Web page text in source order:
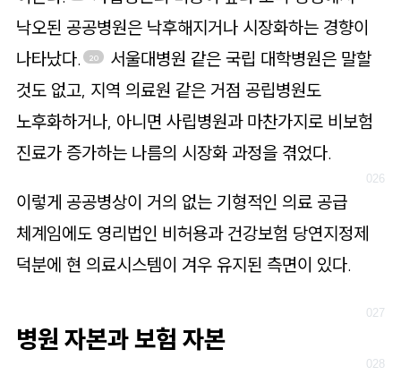
낙오된 공공병원은 낙후해지거나 시장화하는 경향이
나타났다.
20
서울대병원 같은 국립 대학병원은 말할
것도 없고, 지역 의료원 같은 거점 공립병원도
노후화하거나, 아니면 사립병원과 마찬가지로 비보험
진료가 증가하는 나름의 시장화 과정을 겪었다.
이렇게 공공병상이 거의 없는 기형적인 의료 공급
체계임에도 영리법인 비허용과 건강보험 당연지정제
덕분에 현 의료시스템이 겨우 유지된 측면이 있다.
병원 자본과 보험 자본